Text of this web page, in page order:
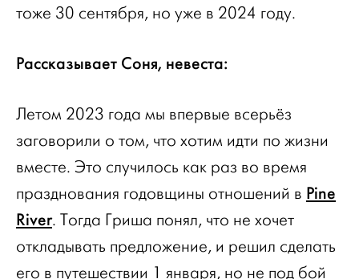
тоже 30 сентября, но уже в 2024 году.
Рассказывает Соня, невеста:
Летом 2023 года мы впервые всерьёз
заговорили о том, что хотим идти по жизни
вместе. Это случилось как раз во время
празднования годовщины отношений в Pine
River. Тогда Гриша понял, что не хочет
откладывать предложение, и решил сделать
его в путешествии 1 января, но не под бой